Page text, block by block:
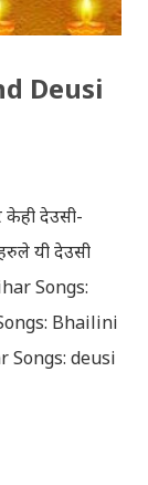
Deusi
देउसी-
यी देउसी
Songs:
Bhailini
Songs: deusi